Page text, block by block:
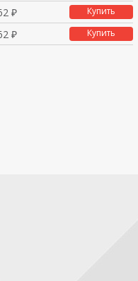
₽ Купить
₽ Купить